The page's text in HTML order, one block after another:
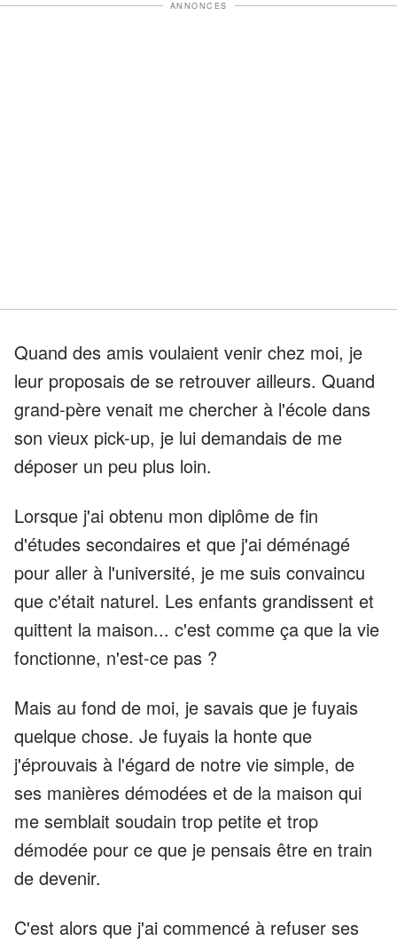
ANNONCES
Quand des amis voulaient venir chez moi, je
leur proposais de se retrouver ailleurs. Quand
grand-père venait me chercher à l'école dans
son vieux pick-up, je lui demandais de me
déposer un peu plus loin.
Lorsque j'ai obtenu mon diplôme de fin
d'études secondaires et que j'ai déménagé
pour aller à l'université, je me suis convaincu
que c'était naturel. Les enfants grandissent et
quittent la maison... c'est comme ça que la vie
fonctionne, n'est-ce pas ?
Mais au fond de moi, je savais que je fuyais
quelque chose. Je fuyais la honte que
j'éprouvais à l'égard de notre vie simple, de
ses manières démodées et de la maison qui
me semblait soudain trop petite et trop
démodée pour ce que je pensais être en train
de devenir.
C'est alors que j'ai commencé à refuser ses